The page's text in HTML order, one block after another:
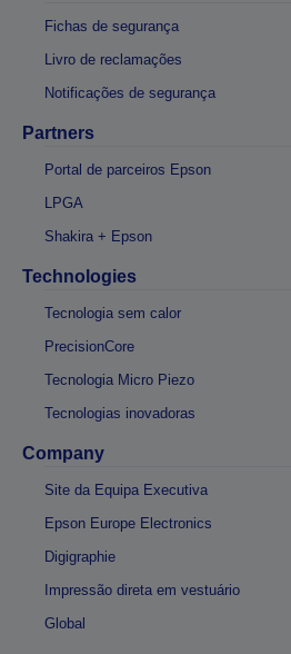
Fichas de segurança
Livro de reclamações
Notificações de segurança
Partners
Portal de parceiros Epson
LPGA
Shakira + Epson
Technologies
Tecnologia sem calor
PrecisionCore
Tecnologia Micro Piezo
Tecnologias inovadoras
Company
Site da Equipa Executiva
Epson Europe Electronics
Digigraphie
Impressão direta em vestuário
Global